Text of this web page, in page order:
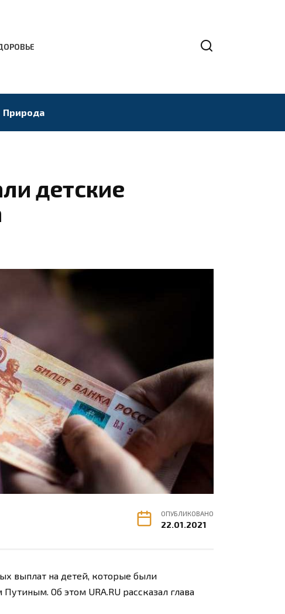
Природа
детские
ОПУБЛИКОВАНО
22.01.2021
выплат на детей, которые были
Об этом URA.RU рассказал глава